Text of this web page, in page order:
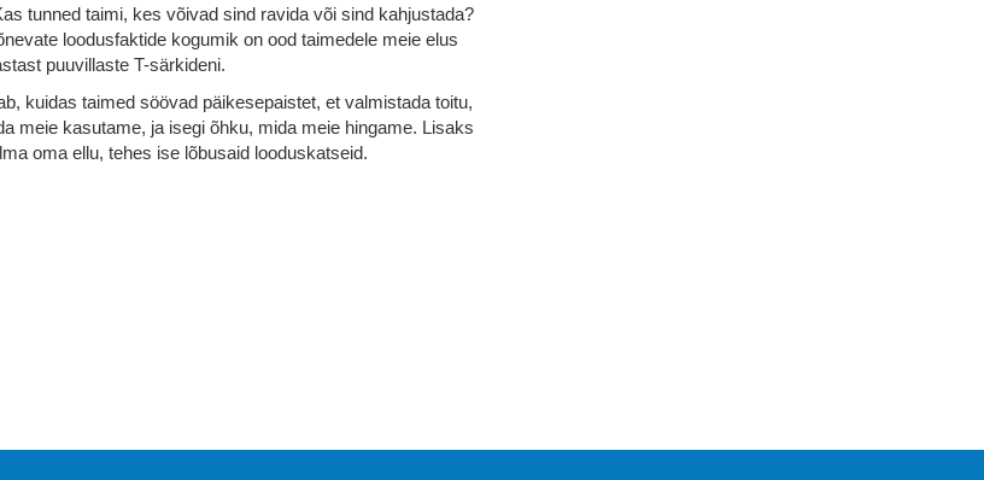
tunned taimi, kes võivad sind ravida või sind kahjustada?
loodusfaktide kogumik on ood taimedele meie elus
puuvillaste T-särkideni.
kuidas taimed söövad päikesepaistet, et valmistada toitu,
meie kasutame, ja isegi õhku, mida meie hingame. Lisaks
oma ellu, tehes ise lõbusaid looduskatseid.